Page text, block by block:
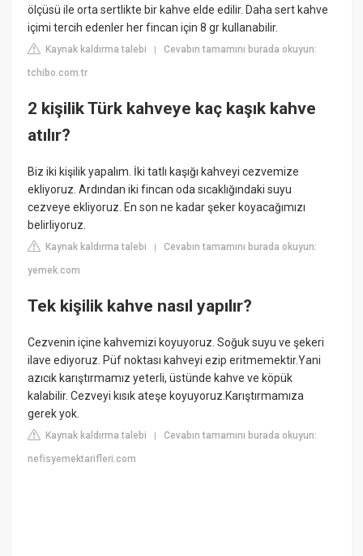
ölçüsü ile orta sertlikte bir kahve elde edilir. Daha sert kahve
içimi tercih edenler her fincan için 8 gr kullanabilir.
Kaynak kaldırma talebi |Cevabın tamamını burada okuyun:
tchibo.com.tr
2 kişilik Türk kahveye kaç kaşık kahve
atılır?
Biz iki kişilik yapalım. İki tatlı kaşığı kahveyi cezvemize
ekliyoruz. Ardından iki fincan oda sıcaklığındaki suyu
cezveye ekliyoruz. En son ne kadar şeker koyacağımızı
belirliyoruz.
Kaynak kaldırma talebi |Cevabın tamamını burada okuyun:
yemek.com
Tek kişilik kahve nasıl yapılır?
Cezvenin içine kahvemizi koyuyoruz. Soğuk suyu ve şekeri
ilave ediyoruz. Püf noktası kahveyi ezip eritmemektir.Yani
azıcık karıştırmamız yeterli, üstünde kahve ve köpük
kalabilir. Cezveyi kısık ateşe koyuyoruz.Karıştırmamıza
gerek yok.
Kaynak kaldırma talebi |Cevabın tamamını burada okuyun:
nefisyemektarifleri.com